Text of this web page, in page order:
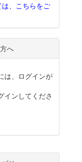
、こちらをご
へ
は、ログインが
インしてくださ